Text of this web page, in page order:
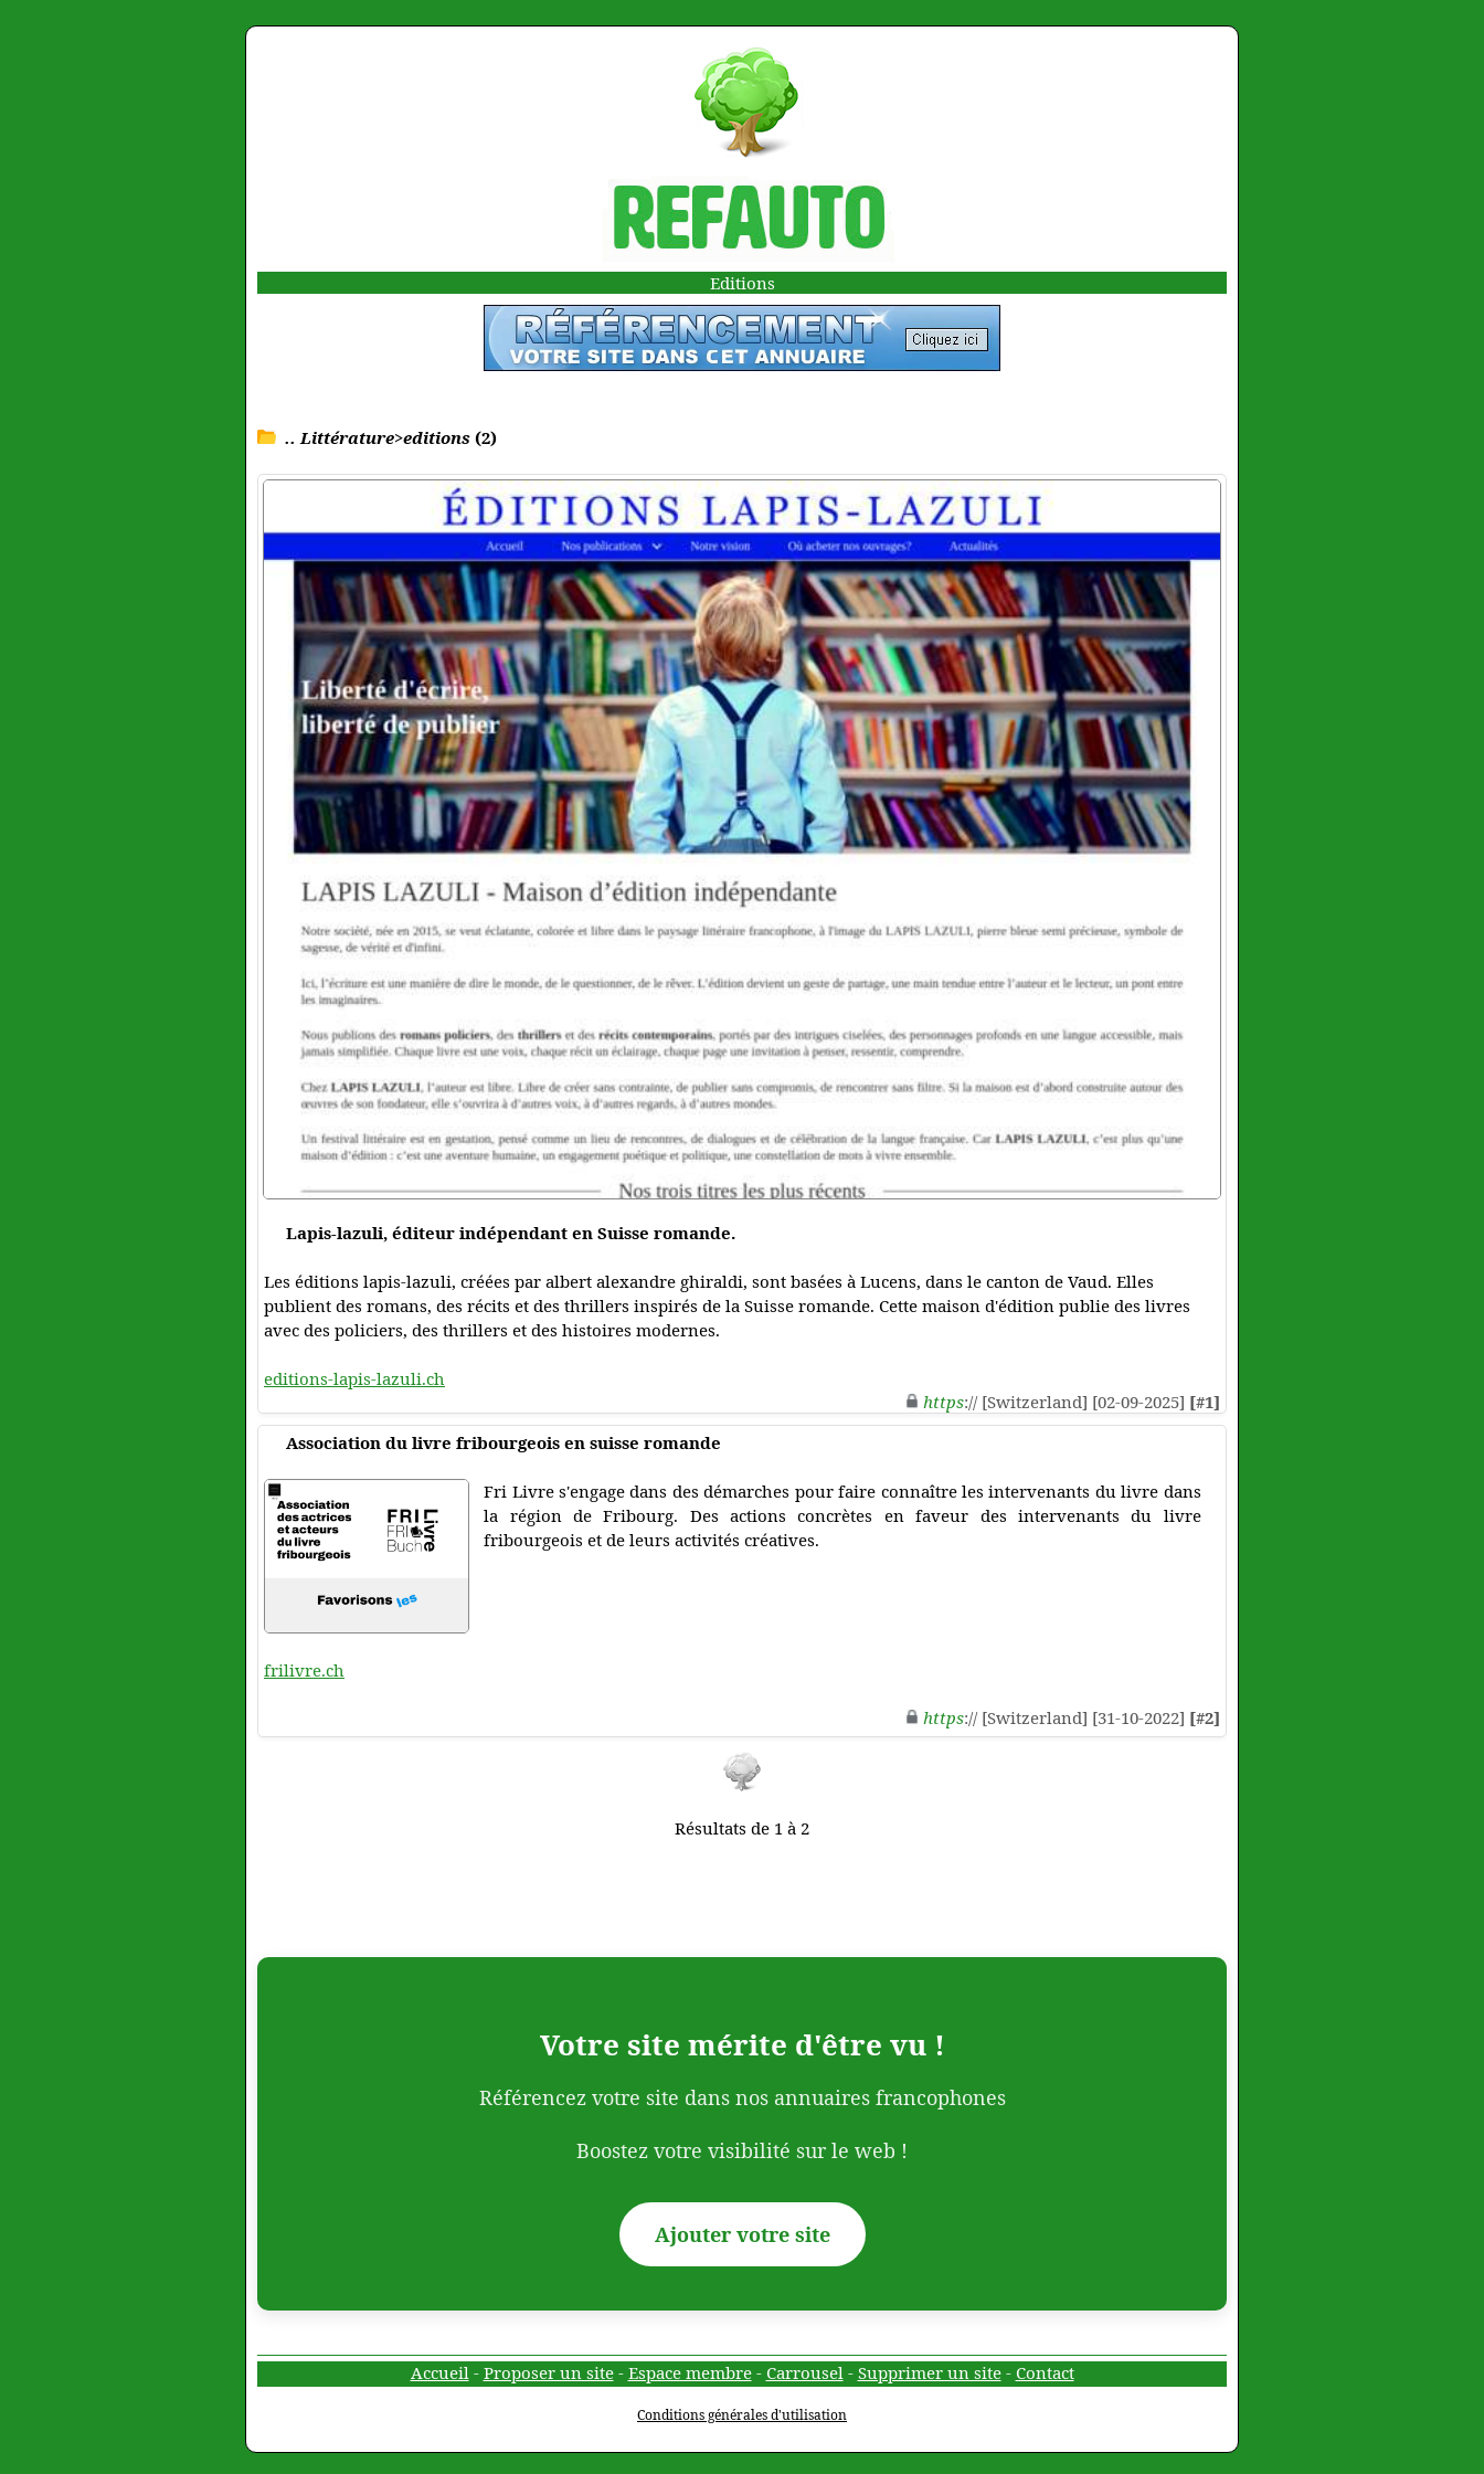
Editions
.. Littérature>editions (2)
Lapis-lazuli, éditeur indépendant en Suisse romande.
Les éditions lapis-lazuli, créées par albert alexandre ghiraldi, sont basées à Lucens, dans le canton de Vaud. Elles
publient des romans, des récits et des thrillers inspirés de la Suisse romande. Cette maison d'édition publie des livres
avec des policiers, des thrillers et des histoires modernes.
editions-lapis-lazuli.ch
https:// [Switzerland] [02-09-2025] [#1]
Association du livre fribourgeois en suisse romande
Fri Livre s'engage dans des démarches pour faire connaître les intervenants du livre dans
la région de Fribourg. Des actions concrètes en faveur des intervenants du livre
fribourgeois et de leurs activités créatives.
frilivre.ch
https:// [Switzerland] [31-10-2022] [#2]
Résultats de 1 à 2
Votre site mérite d'être vu !
Référencez votre site dans nos annuaires francophones
Boostez votre visibilité sur le web !
Ajouter votre site
Accueil- Proposer un site- Espace membre- Carrousel- Supprimer un site- Contact
Conditions générales d'utilisation